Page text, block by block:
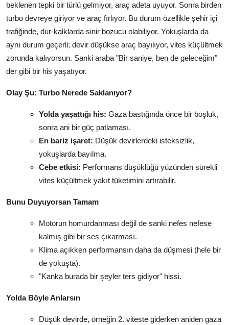
Multimedya & Elektronik
beklenen tepki bir türlü gelmiyor, araç adeta uyuyor. Sonra birden
turbo devreye giriyor ve araç fırlıyor. Bu durum özellikle şehir içi
trafiğinde, dur-kalklarda sinir bozucu olabiliyor. Yokuşlarda da
aynı durum geçerli; devir düşükse araç bayılıyor, vites küçültmek
zorunda kalıyorsun. Sanki araba "Bir saniye, ben de geleceğim"
der gibi bir his yaşatıyor.
Olay Şu: Turbo Nerede Saklanıyor?
Yolda yaşattığı his: Gaza bastığında önce bir boşluk,
sonra ani bir güç patlaması.
En bariz işaret: Düşük devirlerdeki isteksizlik,
yokuşlarda bayılma.
Cebe etkisi: Performans düşüklüğü yüzünden sürekli
vites küçültmek yakıt tüketimini artırabilir.
Bunu Duyuyorsan Tamam
Motorun homurdanması değil de sanki nefes nefese
kalmış gibi bir ses çıkarması.
Klima açıkken performansın daha da düşmesi (hele bir
de yokuşta).
"Kanka burada bir şeyler ters gidiyor" hissi.
Yolda Böyle Anlarsın
Düşük devirde, örneğin 2. viteste giderken aniden gaza